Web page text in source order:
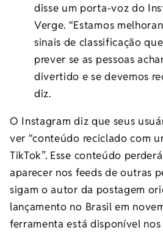
disse um porta-voz do
Verge. “Estamos
sinais de classificação
prever se as pessoas
divertido e se devemos
diz.
O Instagram diz que seus
ver “conteúdo reciclado com
TikTok”. Esse conteúdo
aparecer nos feeds de outras
sigam o autor da postagem
lançamento no Brasil em
ferramenta está disponível nos